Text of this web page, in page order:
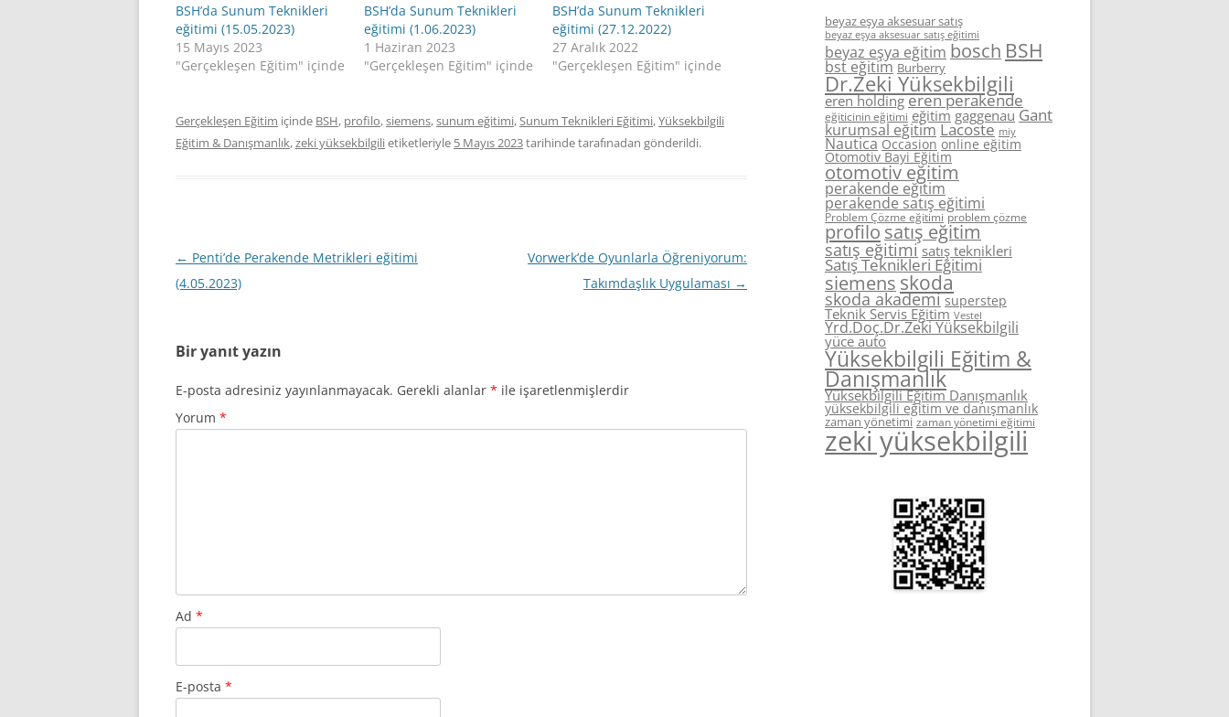
BSH’da Sunum Teknikleri
eğitimi (15.05.2023)
15 Mayıs 2023
"Gerçekleşen Eğitim" içinde
BSH’da Sunum Teknikleri
eğitimi (1.06.2023)
1 Haziran 2023
"Gerçekleşen Eğitim" içinde
BSH’da Sunum Teknikleri
eğitimi (27.12.2022)
27 Aralık 2022
"Gerçekleşen Eğitim" içinde
Gerçekleşen Eğitim içinde BSH, profilo,siemens,sunum eğitimi,Sunum Teknikleri Eğitimi,Yüksekbilgili
Eğitim & Danışmanlık,zeki yüksekbilgilietiketleriyle 5 Mayıs 2023tarihindetarafınadan gönderildi.
Yazı
dolaşımı
← Penti’de Perakende Metrikleri eğitimi
(4.05.2023)
Vorwerk’de Oyunlarla Öğreniyorum:
Takımdaşlık Uygulaması →
Bir yanıt yazın
E-posta adresiniz yayınlanmayacak. Gerekli alanlar * ile işaretlenmişlerdir
Yorum *
Ad *
E-posta *
beyaz eşya aksesuar satış
beyaz eşya aksesuar satış eğitimi
beyaz eşya eğitim bosch BSH
bst eğitim Burberry
Dr.Zeki Yüksekbilgili
eren holding eren perakende
eğiticinin eğitimi eğitim gaggenau Gant
kurumsal eğitim Lacoste miy
Nautica Occasion online eğitim
Otomotiv Bayi Eğitim
otomotiv eğitim
perakende eğitim
perakende satış eğitimi
Problem Çözme eğitimi problem çözme
profilo satış eğitim
satış eğitimi satış teknikleri
Satış Teknikleri Eğitimi
siemens skoda
skoda akademi superstep
Teknik Servis Eğitim Vestel
Yrd.Doç.Dr.Zeki Yüksekbilgili
yüce auto
Yüksekbilgili Eğitim &
Danışmanlık
Yüksekbilgili Eğitim Danışmanlık
yüksekbilgili eğitim ve danışmanlık
zaman yönetimi zaman yönetimi eğitimi
zeki yüksekbilgili